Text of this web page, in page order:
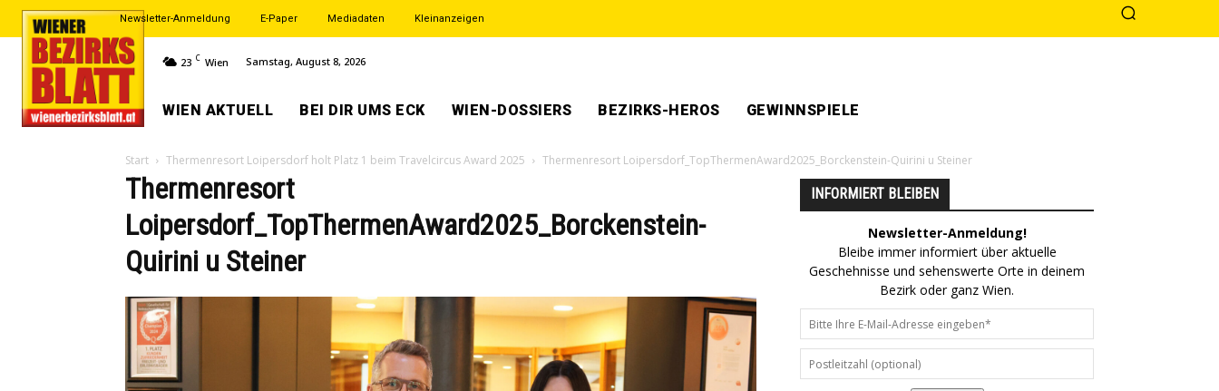
Newsletter-Anmeldung E-Paper Mediadaten Kleinanzeigen
23 C Wien Samstag, August 8, 2026
WIEN AKTUELL BEI DIR UMS ECK WIEN-DOSSIERS BEZIRKS-HEROS GEWINNSPIELE
Start Thermenresort Loipersdorf holt Platz 1 beim Travelcircus Award 2025 Thermenresort Loipersdorf_TopThermenAward2025_Borckenstein-Quirini u Steiner
Thermenresort
Loipersdorf_TopThermenAward2025_Borckenstein-
Quirini u Steiner
INFORMIERT BLEIBEN
Newsletter-Anmeldung!
Bleibe immer informiert über aktuelle
Geschehnisse und sehenswerte Orte in deinem
Bezirk oder ganz Wien.